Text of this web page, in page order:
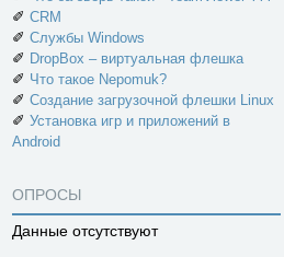
✐ CRM
✐ Службы Windows
✐ DropBox – виртуальная флешка
✐ Что такое Nepomuk?
✐ Создание загрузочной флешки Linux
✐ Установка игр и приложений в
Android
ОПРОСЫ
Данные отсутствуют